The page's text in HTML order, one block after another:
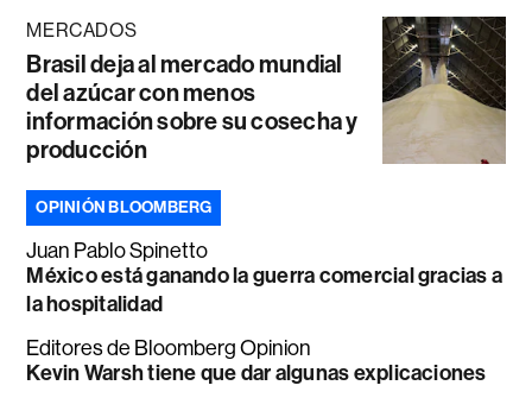
MERCADOS
Brasil deja al mercado mundial
del azúcar con menos
información sobre su cosecha y
producción
OPINIÓN BLOOMBERG
Juan Pablo Spinetto
México está ganando la guerra comercial gracias a
la hospitalidad
Editores de Bloomberg Opinion
Kevin Warsh tiene que dar algunas explicaciones